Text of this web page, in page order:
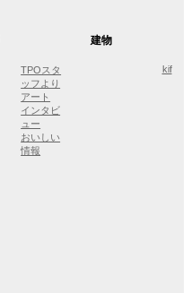
TPOスタ
ッフより
アート
インタビ
ュー
おいしい
情報
建物
kif